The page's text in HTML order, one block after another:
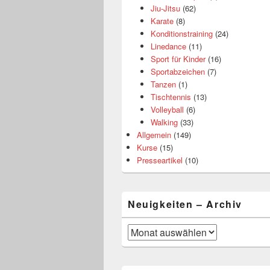
Jiu-Jitsu(62)
Karate(8)
Konditionstraining(24)
Linedance(11)
Sport für Kinder(16)
Sportabzeichen(7)
Tanzen(1)
Tischtennis (13)
Volleyball (6)
Walking(33)
Allgemein (149)
Kurse (15)
Presseartikel (10)
Neuigkeiten – Archiv
Neuigkeiten
–